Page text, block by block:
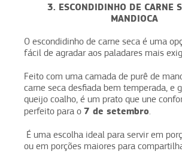
3. ESCONDIDINHO DE CARNE
MANDIOCA
O escondidinho de carne seca é uma
fácil de agradar aos paladares mais
Feito com uma camada de purê de
carne seca desfiada bem temperada, e
queijo coalho, é um prato que une
perfeito para o 7 de setembro.
É uma escolha ideal para servir em
ou em porções maiores para